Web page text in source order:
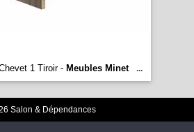
1 Tiroir - Meubles Minet ...
Salon & Dépendances